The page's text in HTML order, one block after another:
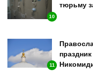
10
тюрьму
11